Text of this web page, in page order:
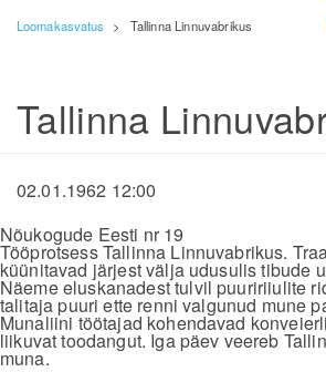
Loomakasvatus > Tallinna Linnuvabrikus
Tallinna
02.01.1962 12:00
Nõukogude Eesti nr 19
Tööprotsess Tallinna Linnuvabrikus.
küünitavad järjest välja udusulis tibude
Näeme eluskanadest tulvil puuririiulite
talitaja puuri ette renni valgunud mune
Munaliini töötajad kohendavad
liikuvat toodangut. Iga päev veereb
muna.